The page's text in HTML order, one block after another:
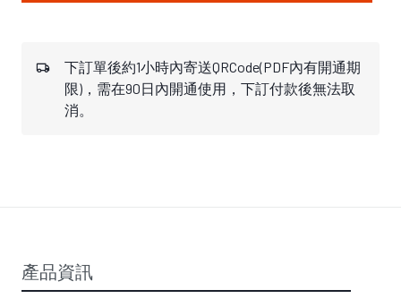
下訂單後約1小時內寄送QRCode(PDF內有開通期
限)，需在90日內開通使用，下訂付款後無法取
消。
產品資訊